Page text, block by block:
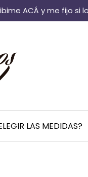
ACÁ y me fijo si
LAS MEDIDAS?